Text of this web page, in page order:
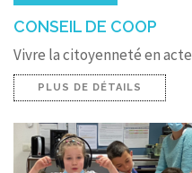
CONSEIL DE COOP
Vivre la citoyenneté en acte
PLUS DE DÉTAILS